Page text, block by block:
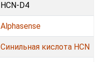
HCN-D4
Alphasense
Синильная кислота HCN